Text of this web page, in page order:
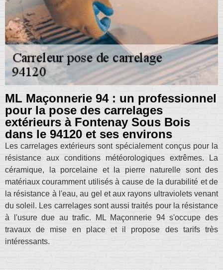
ML Maçonnerie 94 : un professionnel
pour la pose des carrelages
extérieurs à Fontenay Sous Bois
dans le 94120 et ses environs
Les carrelages extérieurs sont spécialement conçus pour la
résistance aux conditions météorologiques extrêmes. La
céramique, la porcelaine et la pierre naturelle sont des
matériaux couramment utilisés à cause de la durabilité et de
la résistance à l'eau, au gel et aux rayons ultraviolets venant
du soleil. Les carrelages sont aussi traités pour la résistance
à l'usure due au trafic. ML Maçonnerie 94 s'occupe des
travaux de mise en place et il propose des tarifs très
intéressants.